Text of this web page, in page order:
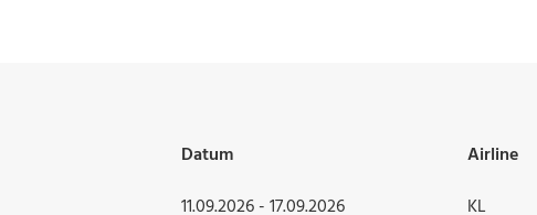
Datum Airline
11.09.2026 - 17.09.2026 KL